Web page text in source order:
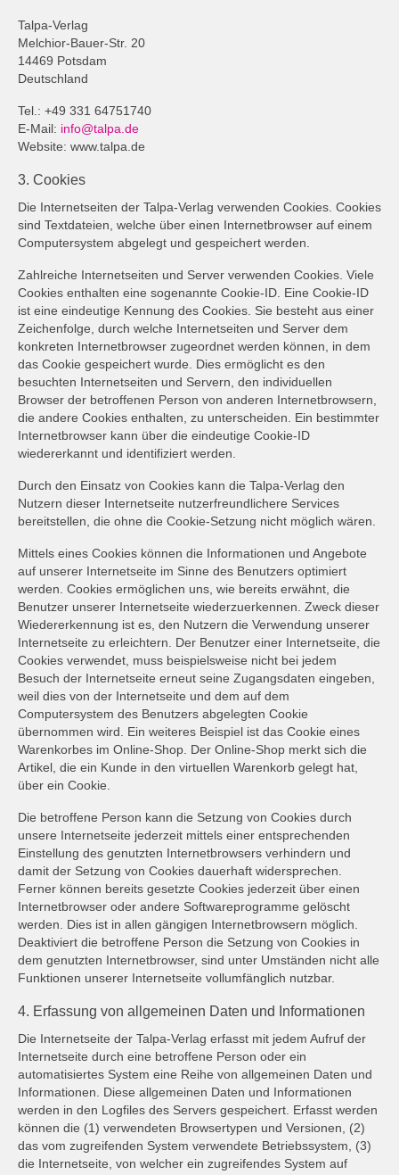
Talpa-Verlag
Melchior-Bauer-Str. 20
14469 Potsdam
Deutschland
Tel.: +49 331 64751740
E-Mail: info@talpa.de
Website: www.talpa.de
3. Cookies
Die Internetseiten der Talpa-Verlag verwenden Cookies. Cookies
sind Textdateien, welche über einen Internetbrowser auf einem
Computersystem abgelegt und gespeichert werden.
Zahlreiche Internetseiten und Server verwenden Cookies. Viele
Cookies enthalten eine sogenannte Cookie-ID. Eine Cookie-ID
ist eine eindeutige Kennung des Cookies. Sie besteht aus einer
Zeichenfolge, durch welche Internetseiten und Server dem
konkreten Internetbrowser zugeordnet werden können, in dem
das Cookie gespeichert wurde. Dies ermöglicht es den
besuchten Internetseiten und Servern, den individuellen
Browser der betroffenen Person von anderen Internetbrowsern,
die andere Cookies enthalten, zu unterscheiden. Ein bestimmter
Internetbrowser kann über die eindeutige Cookie-ID
wiedererkannt und identifiziert werden.
Durch den Einsatz von Cookies kann die Talpa-Verlag den
Nutzern dieser Internetseite nutzerfreundlichere Services
bereitstellen, die ohne die Cookie-Setzung nicht möglich wären.
Mittels eines Cookies können die Informationen und Angebote
auf unserer Internetseite im Sinne des Benutzers optimiert
werden. Cookies ermöglichen uns, wie bereits erwähnt, die
Benutzer unserer Internetseite wiederzuerkennen. Zweck dieser
Wiedererkennung ist es, den Nutzern die Verwendung unserer
Internetseite zu erleichtern. Der Benutzer einer Internetseite, die
Cookies verwendet, muss beispielsweise nicht bei jedem
Besuch der Internetseite erneut seine Zugangsdaten eingeben,
weil dies von der Internetseite und dem auf dem
Computersystem des Benutzers abgelegten Cookie
übernommen wird. Ein weiteres Beispiel ist das Cookie eines
Warenkorbes im Online-Shop. Der Online-Shop merkt sich die
Artikel, die ein Kunde in den virtuellen Warenkorb gelegt hat,
über ein Cookie.
Die betroffene Person kann die Setzung von Cookies durch
unsere Internetseite jederzeit mittels einer entsprechenden
Einstellung des genutzten Internetbrowsers verhindern und
damit der Setzung von Cookies dauerhaft widersprechen.
Ferner können bereits gesetzte Cookies jederzeit über einen
Internetbrowser oder andere Softwareprogramme gelöscht
werden. Dies ist in allen gängigen Internetbrowsern möglich.
Deaktiviert die betroffene Person die Setzung von Cookies in
dem genutzten Internetbrowser, sind unter Umständen nicht alle
Funktionen unserer Internetseite vollumfänglich nutzbar.
4. Erfassung von allgemeinen Daten und Informationen
Die Internetseite der Talpa-Verlag erfasst mit jedem Aufruf der
Internetseite durch eine betroffene Person oder ein
automatisiertes System eine Reihe von allgemeinen Daten und
Informationen. Diese allgemeinen Daten und Informationen
werden in den Logfiles des Servers gespeichert. Erfasst werden
können die (1) verwendeten Browsertypen und Versionen, (2)
das vom zugreifenden System verwendete Betriebssystem, (3)
die Internetseite, von welcher ein zugreifendes System auf